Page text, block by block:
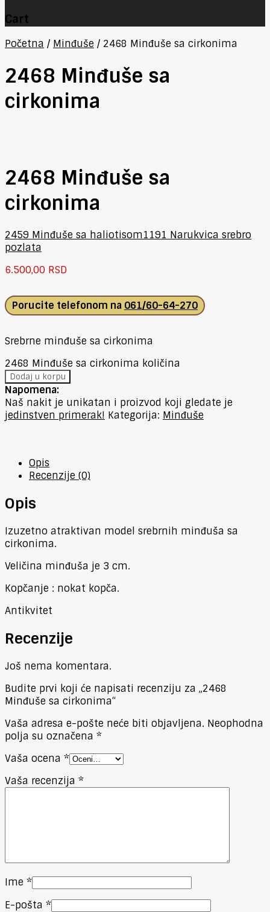
Cart
Početna / Minđuše / 2468 Minđuše sa cirkonima
2468 Minđuše sa
cirkonima
2468 Minđuše sa
cirkonima
2459 Minđuše sa haliotisom1191 Narukvica srebro
pozlata
6.500,00 RSD
Porucite telefonom na 061/60-64-270
Srebrne minđuše sa cirkonima
2468 Minđuše sa cirkonima količina
Dodaj u korpu
Napomena:
Naš nakit je unikatan i proizvod koji gledate je
jedinstven primerak! Kategorija: Minđuše
Opis
Recenzije (0)
Opis
Izuzetno atraktivan model srebrnih minđuša sa
cirkonima.
Veličina minđuša je 3 cm.
Kopčanje : nokat kopča.
Antikvitet
Recenzije
Još nema komentara.
Budite prvi koji će napisati recenziju za „2468
Minđuše sa cirkonima“
Vaša adresa e-pošte neće biti objavljena. Neophodna
polja su označena *
Vaša ocena *
Vaša recenzija *
Ime *
E-pošta *